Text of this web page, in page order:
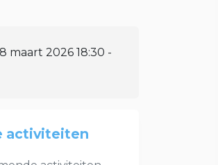
maart 2026 18:30 -
activiteiten